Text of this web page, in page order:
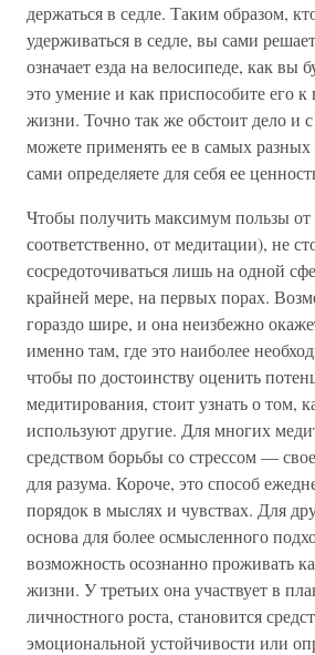
держаться в седле. Таким образом,
удерживаться в седле, вы сами
означает езда на велосипеде, как вы
это умение и как приспособите его
жизни. Точно так же обстоит дело и
можете применять ее в самых
сами определяете для себя ее
Чтобы получить максимум пользы
соответственно, от медитации), не
сосредоточиваться лишь на одной
крайней мере, на первых порах.
гораздо шире, и она неизбежно
именно там, где это наиболее
чтобы по достоинству оценить
медитирования, стоит узнать о том,
используют другие. Для многих
средством борьбы со стрессом —
для разума. Короче, это способ
порядок в мыслях и чувствах. Для
основа для более осмысленного
возможность осознанно проживать
жизни. У третьих она участвует в
личностного роста, становится
эмоциональной устойчивости или